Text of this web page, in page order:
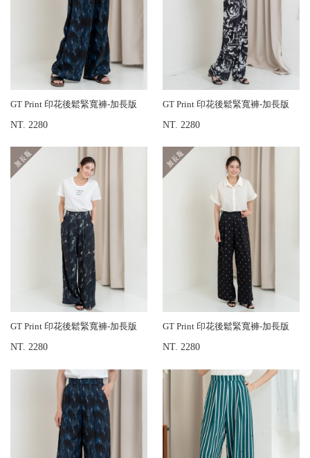
GT Print 印花後鬆緊寬褲-加長版
NT. 2280
GT Print 印花後鬆緊寬褲-加長版
NT. 2280
GT Print 印花後鬆緊寬褲-加長版
NT. 2280
GT Print 印花後鬆緊寬褲-加長版
NT. 2280